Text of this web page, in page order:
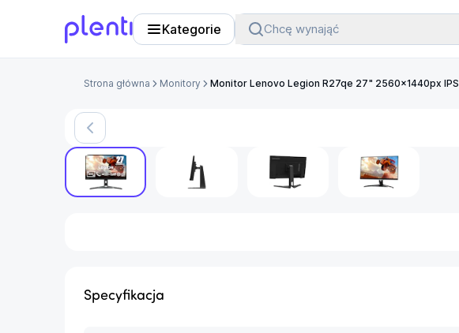
Kategorie Chcę wynająć
Strona główna Monitory Monitor Lenovo Legion R27qe 27" 2560x1440px IPS
Specyfikacja